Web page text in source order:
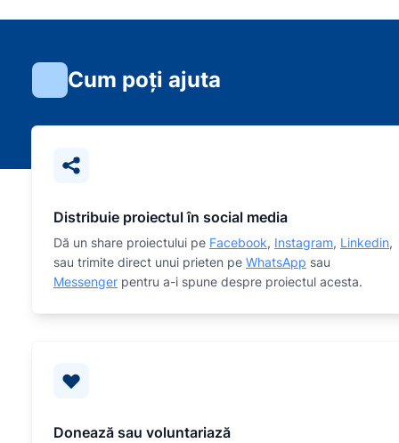
Cum poți ajuta
Distribuie proiectul în social media
Dă un share proiectului pe Facebook, Instagram, Linkedin,
sau trimite direct unui prieten pe WhatsApp sau
Messenger pentru a-i spune despre proiectul acesta.
Donează sau voluntariază